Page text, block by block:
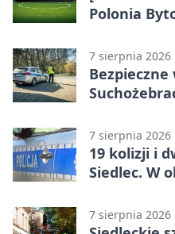
Polonia
7 sierpnia 2026
7 sierpnia 2026
19 kolizji i
Siedlec. W
7 sierpnia 2026